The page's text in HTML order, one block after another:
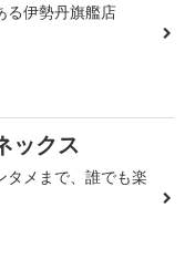
る伊勢丹旗艦店
ックス
タメまで、誰でも楽